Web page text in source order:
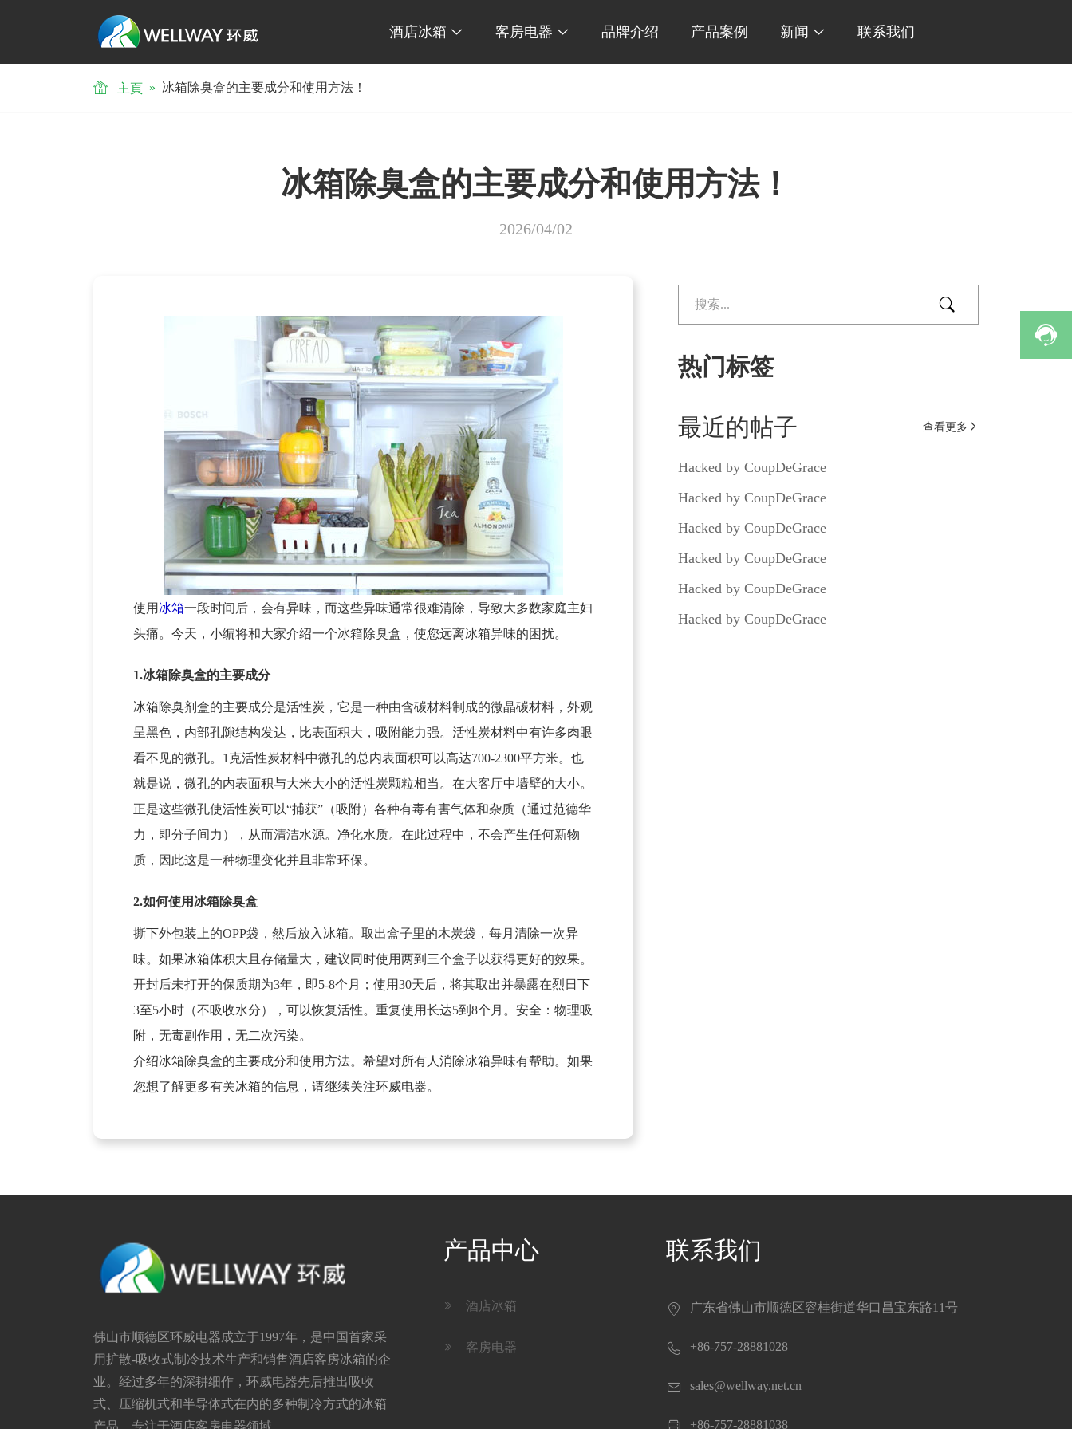
酒店冰箱  客房电器  品牌介绍 产品案例 新闻  联系我们
主頁 » 冰箱除臭盒的主要成分和使用方法！
冰箱除臭盒的主要成分和使用方法！
2026/04/02
使用 冰箱一段时间后，会有异味，而这些异味通常很难清除，导致大多数家庭主妇
头痛。今天，小编将和大家介绍一个冰箱除臭盒，使您远离冰箱异味的困扰。
1.冰箱除臭盒的主要成分
冰箱除臭剂盒的主要成分是活性炭，它是一种由含碳材料制成的微晶碳材料，外观
呈黑色，内部孔隙结构发达，比表面积大，吸附能力强。活性炭材料中有许多肉眼
看不见的微孔。1克活性炭材料中微孔的总内表面积可以高达700-2300平方米。也
就是说，微孔的内表面积与大米大小的活性炭颗粒相当。在大客厅中墙壁的大小。
正是这些微孔使活性炭可以“捕获”（吸附）各种有毒有害气体和杂质（通过范德华
力，即分子间力），从而清洁水源。净化水质。在此过程中，不会产生任何新物
质，因此这是一种物理变化并且非常环保。
2.如何使用冰箱除臭盒
撕下外包装上的OPP袋，然后放入冰箱。取出盒子里的木炭袋，每月清除一次异
味。如果冰箱体积大且存储量大，建议同时使用两到三个盒子以获得更好的效果。
开封后未打开的保质期为3年，即5-8个月；使用30天后，将其取出并暴露在烈日下
3至5小时（不吸收水分），可以恢复活性。重复使用长达5到8个月。安全：物理吸
附，无毒副作用，无二次污染。
介绍冰箱除臭盒的主要成分和使用方法。希望对所有人消除冰箱异味有帮助。如果
您想了解更多有关冰箱的信息，请继续关注环威电器。

热门标签
最近的帖子 查看更多 
Hacked by CoupDeGrace
Hacked by CoupDeGrace
Hacked by CoupDeGrace
Hacked by CoupDeGrace
Hacked by CoupDeGrace
Hacked by CoupDeGrace
佛山市顺德区环威电器成立于1997年，是中国首家采
用扩散-吸收式制冷技术生产和销售酒店客房冰箱的企
业。经过多年的深耕细作，环威电器先后推出吸收
式、压缩机式和半导体式在内的多种制冷方式的冰箱
产品，专注于酒店客房电器领域。
产品中心
 酒店冰箱
 客房电器
联系我们
 广东省佛山市顺德区容桂街道华口昌宝东路11号
 +86-757-28881028
 sales@wellway.net.cn
+86-757-28881038
